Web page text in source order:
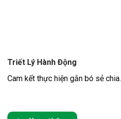
Triết Lý Hành Động
Cam kết thực hiện gắn bó sẻ chia.